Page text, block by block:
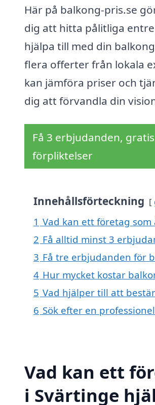
Här på balkong-pris.se
dig att hitta pålitliga
hjälpa till med din
flera offerter från lokala
kan jämföra priser och
dig att förvandla din
Få 3 erbjudanden,
förpliktelser
Innehållsförteckning
1 Vad kan ett företag
2 Få alltid minst 3
3 Få tre erbjudanden för
4 Hur mycket kostar
5 Vad hjälper till att
6 Sök efter en
Vad kan ett
i Svärtinge